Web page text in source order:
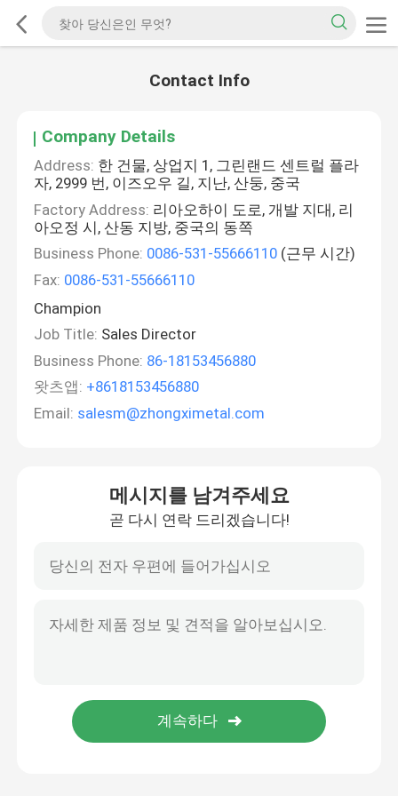
Contact Info
Company Details
Address: 한 건물, 상업지 1, 그린랜드 센트럴 플라
자, 2999 번, 이즈오우 길, 지난, 산둥, 중국
Factory Address: 리아오하이 도로, 개발 지대, 리
아오정 시, 산동 지방, 중국의 동쪽
Business Phone: 0086-531-55666110 (근무 시간)
Fax: 0086-531-55666110
Champion
Job Title: Sales Director
Business Phone: 86-18153456880
왓츠앱: +8618153456880
Email: salesm@zhongximetal.com
메시지를 남겨주세요
곧 다시 연락 드리겠습니다!